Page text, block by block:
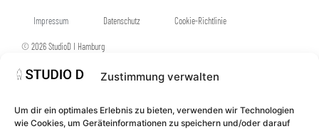
Zustimmung verwalten
Um dir ein optimales Erlebnis zu bieten, verwenden wir Technologien
wie Cookies, um Geräteinformationen zu speichern und/oder darauf
Impressum Datenschutz Cookie-Richtlinie
© 2026 StudioD I Hamburg